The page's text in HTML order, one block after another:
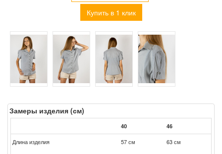
Купить в 1 клик
Замеры изделия (см)
40 46
Длина изделия 57 см
63 см